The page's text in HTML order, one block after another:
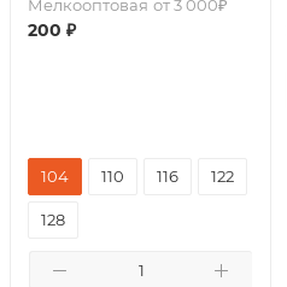
Мелкооптовая от 3 000₽
200 ₽
104 110 116 122
128